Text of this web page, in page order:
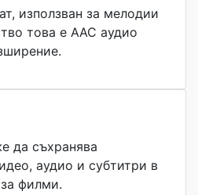
използван за мелодии
това е AAC аудио
да съхранява
аудио и субтитри в
филми.